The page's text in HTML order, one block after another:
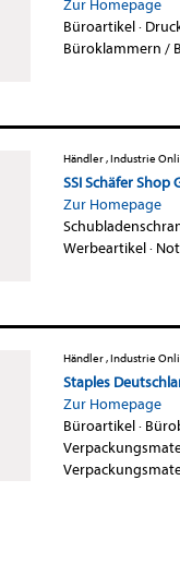
Zur Homepage
Büroartikel·
Büroklammern /
Händler , Industrie
SSI Schäfer Shop
Zur Homepage
Werbeartikel·
Händler , Industrie
Staples
Zur Homepage
Büroartikel·